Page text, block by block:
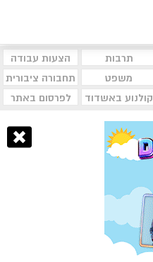
תרבות
הצעות עבודה
משפט
תחבורה ציבורית
קולנוע באשדוד לפרסום באתר